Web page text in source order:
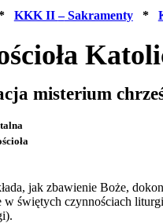
KKK II–Sakramenty*
misterium
jak zbawienie Boże,
świętych czynnościach